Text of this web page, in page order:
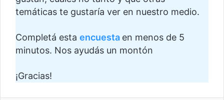
temáticas te gustaría ver en nuestro medio.
Completá esta encuesta en menos de 5
minutos. Nos ayudás un montón
¡Gracias!